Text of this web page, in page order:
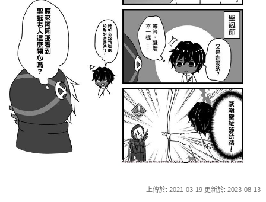
上傳於: 2021-03-19 更新於: 2023-08-13